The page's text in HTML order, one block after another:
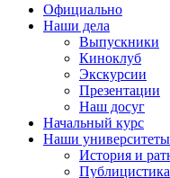
Официально
Наши дела
Выпускники
Киноклуб
Экскурсии
Презентации
Наш досуг
Начальный курс
Наши университеты
История и